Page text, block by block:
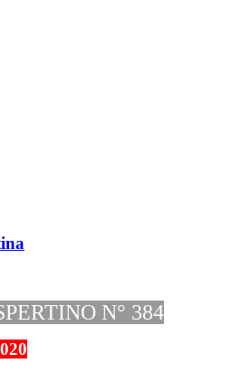
N° 384